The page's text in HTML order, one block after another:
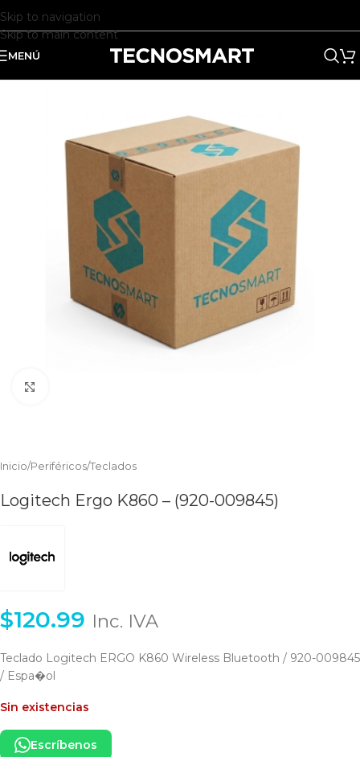
Skip to navigation
Skip to main content
MENÚ
Inicio/Periféricos/Teclados
Logitech Ergo K860 – (920-009845)
$120.99 Inc. IVA
Teclado Logitech ERGO K860 Wireless Bluetooth / 920-009845
/ Espa�ol
Sin existencias
Escríbenos